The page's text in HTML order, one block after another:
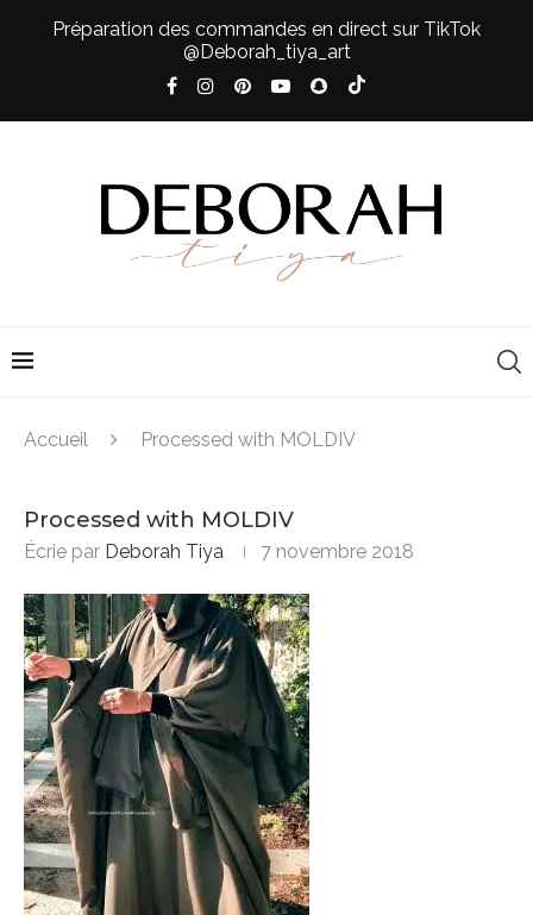
Préparation des commandes en direct sur TikTok
@Deborah_tiya_art
Accueil Processed with MOLDIV
Processed with MOLDIV
Écrie par Deborah Tiya 7 novembre 2018